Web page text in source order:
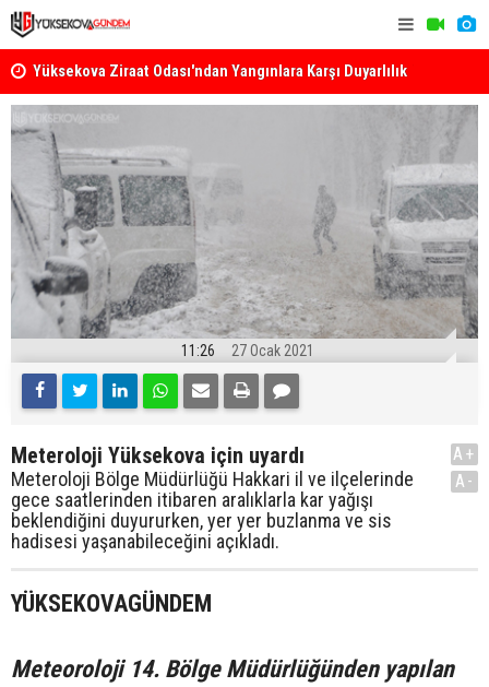
Yüksekova Ziraat Odası'ndan Yangınlara Karşı Duyarlılık
Çağrısı
11:26 27 Ocak 2021
Meteroloji Yüksekova için uyardı
Meteroloji Bölge Müdürlüğü Hakkari il ve ilçelerinde
gece saatlerinden itibaren aralıklarla kar yağışı
beklendiğini duyururken, yer yer buzlanma ve sis
hadisesi yaşanabileceğini açıkladı.
A+
A-
YÜKSEKOVAGÜNDEM
Meteoroloji 14. Bölge Müdürlüğünden yapılan